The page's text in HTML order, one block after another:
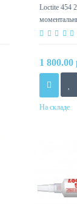
20g
Loctite 454
1 800.00
На складе